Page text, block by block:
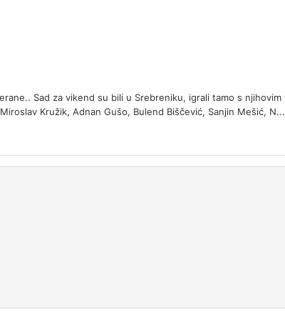
Sad za vikend su bili u Srebreniku, igrali tamo s
Kružik, Adnan Gušo, Bulend Biščević, Sanjin Mešić, N...